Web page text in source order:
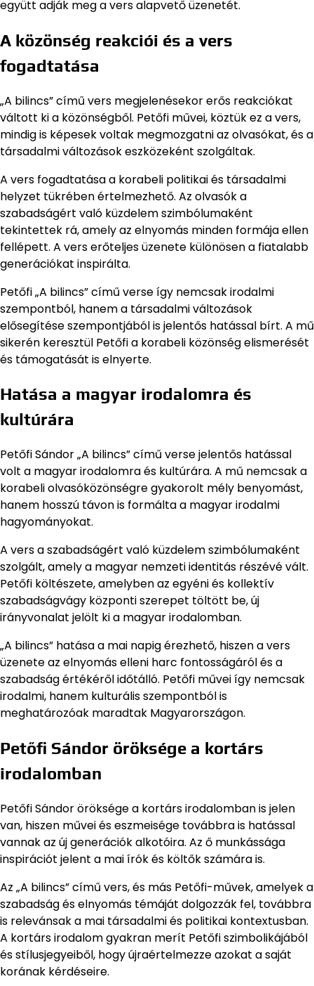
együtt adják meg a vers alapvető üzenetét.
A közönség reakciói és a vers
fogadtatása
„A bilincs” című vers megjelenésekor erős reakciókat
váltott ki a közönségből. Petőfi művei, köztük ez a vers,
mindig is képesek voltak megmozgatni az olvasókat, és a
társadalmi változások eszközeként szolgáltak.
A vers fogadtatása a korabeli politikai és társadalmi
helyzet tükrében értelmezhető. Az olvasók a
szabadságért való küzdelem szimbólumaként
tekintettek rá, amely az elnyomás minden formája ellen
fellépett. A vers erőteljes üzenete különösen a fiatalabb
generációkat inspirálta.
Petőfi „A bilincs” című verse így nemcsak irodalmi
szempontból, hanem a társadalmi változások
elősegítése szempontjából is jelentős hatással bírt. A mű
sikerén keresztül Petőfi a korabeli közönség elismerését
és támogatását is elnyerte.
Hatása a magyar irodalomra és
kultúrára
Petőfi Sándor „A bilincs” című verse jelentős hatással
volt a magyar irodalomra és kultúrára. A mű nemcsak a
korabeli olvasóközönségre gyakorolt mély benyomást,
hanem hosszú távon is formálta a magyar irodalmi
hagyományokat.
A vers a szabadságért való küzdelem szimbólumaként
szolgált, amely a magyar nemzeti identitás részévé vált.
Petőfi költészete, amelyben az egyéni és kollektív
szabadságvágy központi szerepet töltött be, új
irányvonalat jelölt ki a magyar irodalomban.
„A bilincs” hatása a mai napig érezhető, hiszen a vers
üzenete az elnyomás elleni harc fontosságáról és a
szabadság értékéről időtálló. Petőfi művei így nemcsak
irodalmi, hanem kulturális szempontból is
meghatározóak maradtak Magyarországon.
Petőfi Sándor öröksége a kortárs
irodalomban
Petőfi Sándor öröksége a kortárs irodalomban is jelen
van, hiszen művei és eszmeisége továbbra is hatással
vannak az új generációk alkotóira. Az ő munkássága
inspirációt jelent a mai írók és költők számára is.
Az „A bilincs” című vers, és más Petőfi-művek, amelyek a
szabadság és elnyomás témáját dolgozzák fel, továbbra
is relevánsak a mai társadalmi és politikai kontextusban.
A kortárs irodalom gyakran merít Petőfi szimbolikájából
és stílusjegyeiből, hogy újraértelmezze azokat a saját
korának kérdéseire.